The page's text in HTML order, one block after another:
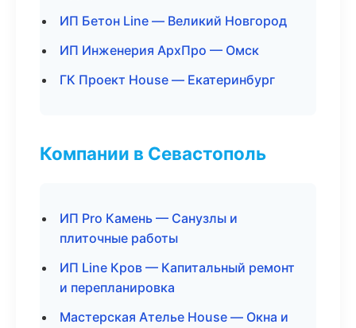
ИП Бетон Line — Великий Новгород
ИП Инженерия АрхПро — Омск
ГК Проект House — Екатеринбург
Компании в Севастополь
ИП Pro Камень — Санузлы и
плиточные работы
ИП Line Кров — Капитальный ремонт
и перепланировка
Мастерская Ателье House — Окна и